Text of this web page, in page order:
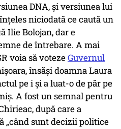
DNA, și versiunea lui
niciodată ce caută un
Ilie Bolojan, dar e
de întrebare. A mai
voia să votezeGuvernul
însăși doamna Laura
pe i și a luat-o de păr pe
A fost un semnal pentru
după care a
„când sunt decizii politice